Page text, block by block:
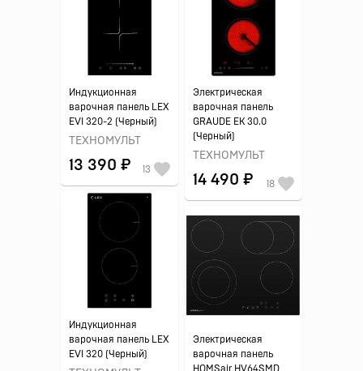
Индукционная
варочная панель LEX
EVI 320-2 (Черный)
ТЕХНОМУЛЬТ
13 390 ₽ 13
Электрическая
варочная панель
GRAUDE EK 30.0
(Черный)
ТЕХНОМУЛЬТ
14 490 ₽ 18
Индукционная
варочная панель LEX
EVI 320 (Черный)
Электрическая
варочная панель
HOMSair HV64SMD